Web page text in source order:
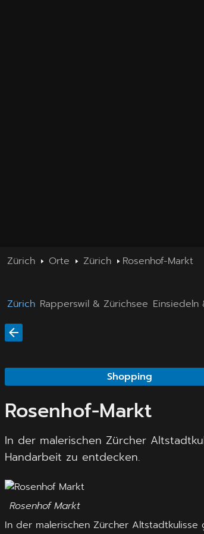
Zürich Orte Zürich Rosenhof-Markt
Zürich Rapperswil & Zürichsee
Shopping
Rosenhof-Markt
In der malerischen Zürcher
Handarbeit zu entdecken.
Rosenhof Markt
In der malerischen Zürcher